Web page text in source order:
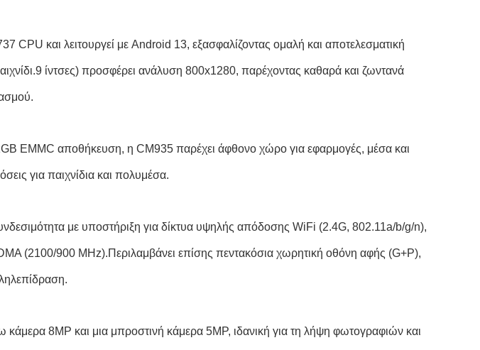
CPU και λειτουργεί με Android 13, εξασφαλίζοντας ομαλή και αποτελεσματική
ίντσες) προσφέρει ανάλυση 800x1280, παρέχοντας καθαρά και ζωντανά
EMMC αποθήκευση, η CM935 παρέχει άφθονο χώρο για εφαρμογές, μέσα και
για παιχνίδια και πολυμέσα.
με υποστήριξη για δίκτυα υψηλής απόδοσης WiFi (2.4G, 802.11a/b/g/n),
(2100/900 MHz).Περιλαμβάνει επίσης πεντακόσια χωρητική οθόνη αφής (G+P),
κάμερα 8MP και μια μπροστινή κάμερα 5MP, ιδανική για τη λήψη φωτογραφιών και